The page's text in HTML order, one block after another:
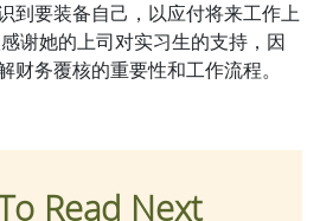
到要装备自己，以应付将来工作上
谢她的上司对实习生的支持，因
财务覆核的重要性和工作流程。
Read Next